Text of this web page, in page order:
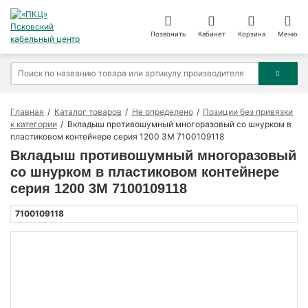
Позвонить Кабинет Корзина Меню
Главная Каталог товаров Не определено
Позиции без привязки
к категории
Вкладыш противошумный многоразовый со шнурком в
пластиковом контейнере серия 1200 3М 7100109118
Вкладыш противошумный многоразовый
со шнурком в пластиковом контейнере
серия 1200 3М 7100109118
7100109118